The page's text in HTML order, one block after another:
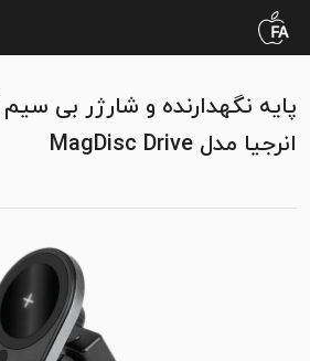
پایه نگهدارنده و شارژر بی
انرجیا مدل MagDisc Drive